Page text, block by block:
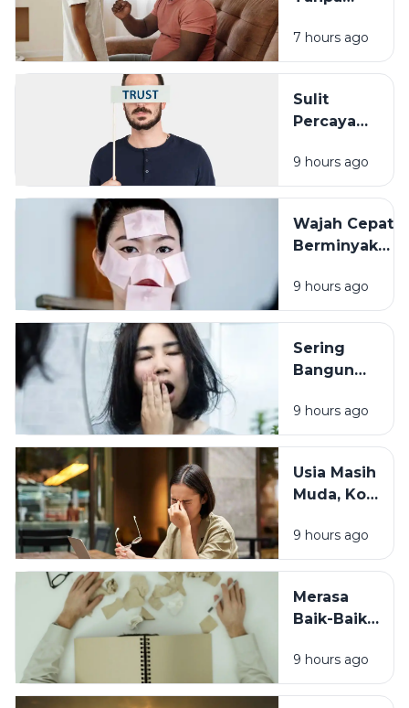
Keluarga
Cara
yang Sering
7 hours ago
Sulit
Percaya
Pengalaman
Masa Lalu
Punya Peran
9 hours ago
Wajah Cepat
Berminyak
Karena
Cuaca, Ini
Kemungkinan
Penyebabnya
9 hours ago
Sering
Bangun
Wajah
Kusam?
Periksa 7
Kebiasaan
Tidur Ini
9 hours ago
Usia Masih
Muda, Kok
Cepat
Capek? Ini
yang
Sering
9 hours ago
Merasa
Baik-Baik
Tanda
Tubuh
9 hours ago